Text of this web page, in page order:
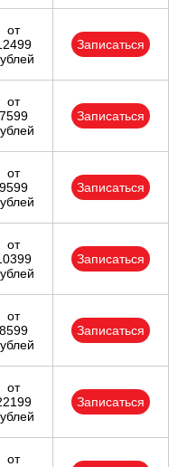
от
Записаться
от
7599
Записаться
от
9599
Записаться
от
Записаться
от
8599
Записаться
от
Записаться
от